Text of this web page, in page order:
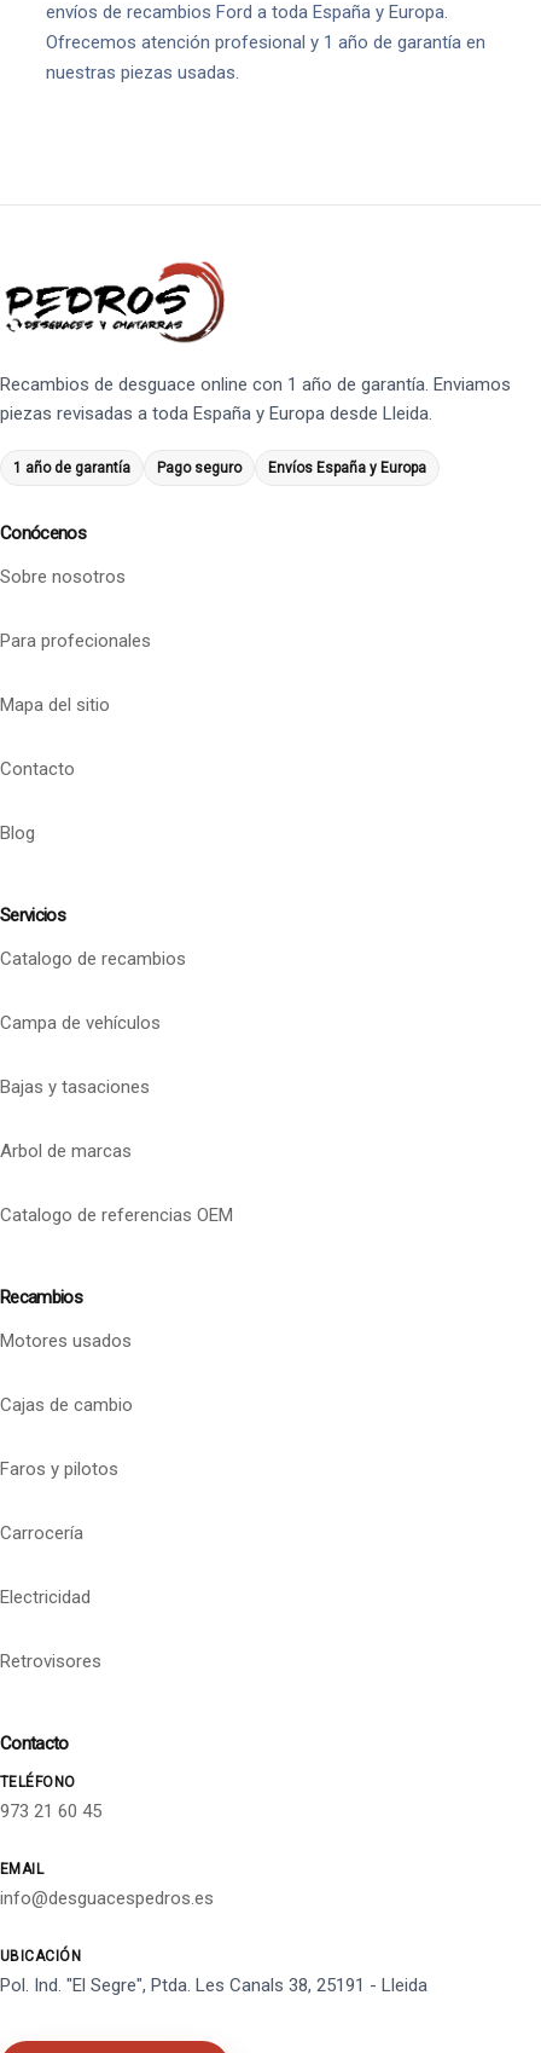
envíos de recambios Ford a toda España y Europa.
Ofrecemos atención profesional y 1 año de garantía en
nuestras piezas usadas.
Recambios de desguace online con 1 año de garantía. Enviamos
piezas revisadas a toda España y Europa desde Lleida.
1 año de garantía Pago seguro Envíos España y Europa
Conócenos
Sobre nosotros
Para profecionales
Mapa del sitio
Contacto
Blog
Servicios
Catalogo de recambios
Campa de vehículos
Bajas y tasaciones
Arbol de marcas
Catalogo de referencias OEM
Recambios
Motores usados
Cajas de cambio
Faros y pilotos
Carrocería
Electricidad
Retrovisores
Contacto
TELÉFONO
973 21 60 45
EMAIL
info@desguacespedros.es
UBICACIÓN
Pol. Ind. "El Segre", Ptda. Les Canals 38, 25191 - Lleida